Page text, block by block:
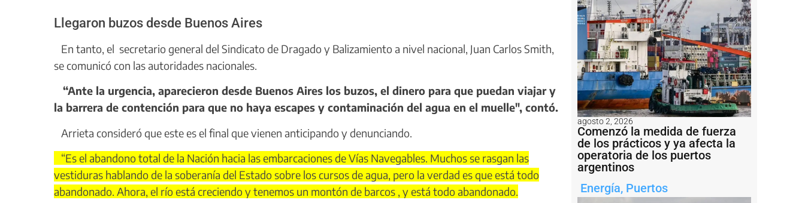
Llegaron buzos desde Buenos Aires
En tanto, el secretario general del Sindicato de Dragado y Balizamiento a nivel nacional, Juan Carlos Smith,
se comunicó con las autoridades nacionales.
“Ante la urgencia, aparecieron desde Buenos Aires los buzos, el dinero para que puedan viajar y
la barrera de contención para que no haya escapes y contaminación del agua en el muelle", contó.
Arrieta consideró que este es el final que vienen anticipando y denunciando.
“Es el abandono total de la Nación hacia las embarcaciones de Vías Navegables. Muchos se rasgan las
vestiduras hablando de la soberanía del Estado sobre los cursos de agua, pero la verdad es que está todo
abandonado. Ahora, el río está creciendo y tenemos un montón de barcos , y está todo abandonado.
agosto 2, 2026
Comenzó la medida de fuerza
de los prácticos y ya afecta la
operatoria de los puertos
argentinos
Energía, Puertos